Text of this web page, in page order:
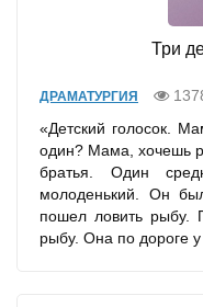
Три
ДРАМАТУРГИЯ
«Детский голосок.
один? Мама, хочешь
братья. Один
молоденький. Он
пошел ловить рыбу.
рыбу. Она по дороге у